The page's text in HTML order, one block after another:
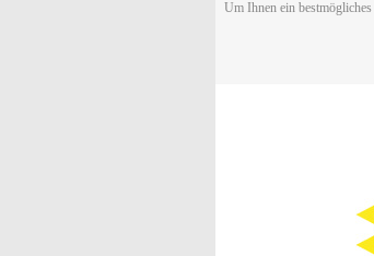
Um Ihnen ein